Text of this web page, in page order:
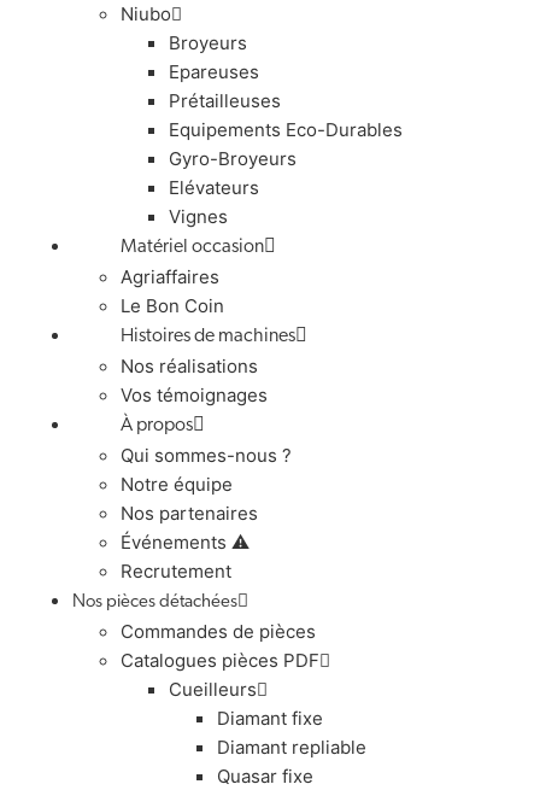
Niubo
Broyeurs
Epareuses
Prétailleuses
Equipements Eco-Durables
Gyro-Broyeurs
Elévateurs
Vignes
Matériel occasion
Agriaffaires
Le Bon Coin
Histoires de machines
Nos réalisations
Vos témoignages
À propos
Qui sommes-nous ?
Notre équipe
Nos partenaires
Événements ⚠️
Recrutement
Nos pièces détachées
Commandes de pièces
Catalogues pièces PDF
Cueilleurs
Diamant fixe
Diamant repliable
Quasar fixe